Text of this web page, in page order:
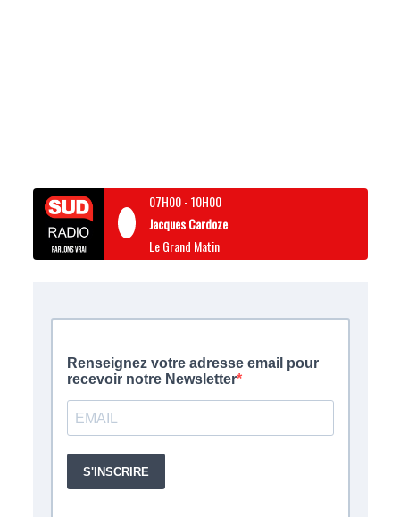
07H00-10H00
Jacques Cardoze
Le Grand Matin